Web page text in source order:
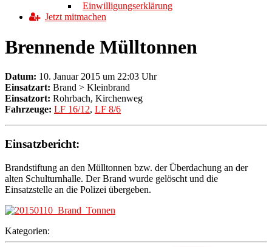
Einwilligungserklärung
Jetzt mitmachen
Brennende Mülltonnen
Datum: 10. Januar 2015 um 22:03 Uhr
Einsatzart: Brand > Kleinbrand
Einsatzort: Rohrbach, Kirchenweg
Fahrzeuge: LF 16/12, LF 8/6
Einsatzbericht:
Brandstiftung an den Mülltonnen bzw. der Überdachung an der
alten Schulturnhalle. Der Brand wurde gelöscht und die
Einsatzstelle an die Polizei übergeben.
Kategorien: